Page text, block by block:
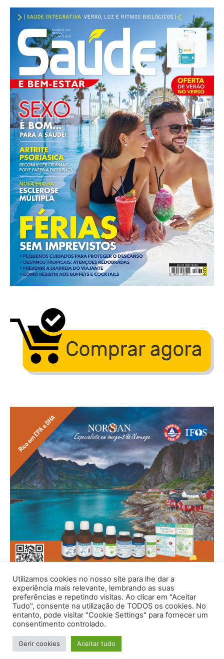
© 1996 - 2026 -Saúde e Bem Estar - Hosted and Designed By
Utilizamos cookies no nosso site para lhe dar a
experiência mais relevante, lembrando as suas
preferências e repetindo visitas. Ao clicar em "Aceitar
Tudo", consente na utilização de TODOS os cookies. No
entanto, pode visitar "Cookie Settings" para fornecer um
consentimento controlado.
Gerir cookies Aceitar tudo